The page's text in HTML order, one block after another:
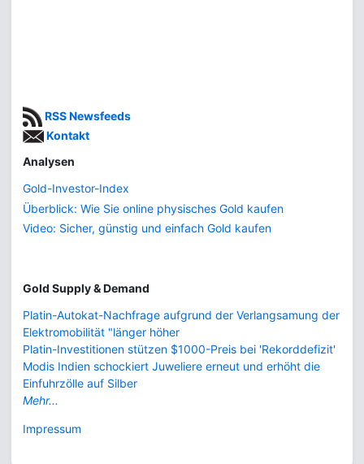
RSS Newsfeeds
Kontakt
Analysen
Gold-Investor-Index
Überblick: Wie Sie online physisches Gold kaufen
Video: Sicher, günstig und einfach Gold kaufen
Gold Supply & Demand
Platin-Autokat-Nachfrage aufgrund der Verlangsamung der
Elektromobilität "länger höher
Platin-Investitionen stützen $1000-Preis bei 'Rekorddefizit'
Modis Indien schockiert Juweliere erneut und erhöht die
Einfuhrzölle auf Silber
Mehr...
Impressum